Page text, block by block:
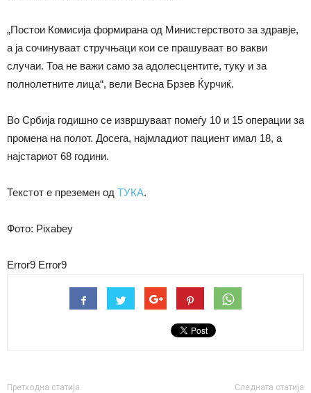
„Постои Комисија формирана од Министерството за здравје,
а ја сочинуваат стручњаци кои се прашуваат во вакви
случаи. Тоа не важи само за адолесцентите, туку и за
полнолетните лица“, вели Весна Брзев Ќурчиќ.
Во Србија годишно се извршуваат помеѓу 10 и 15 операции за
промена на полот. Досега, најмладиот пациент имал 18, а
најстариот 68 години.
Текстот е преземен од ТУКА.
Фото: Pixabey
Error9 Error9
Претходна статија Следната статија